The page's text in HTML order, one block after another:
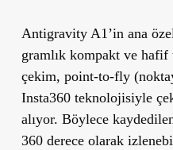
Antigravity A1’in ana
gramlık kompakt ve hafif
çekim, point-to-fly
Insta360 teknolojisiyle
alıyor. Böylece
360 derece olarak